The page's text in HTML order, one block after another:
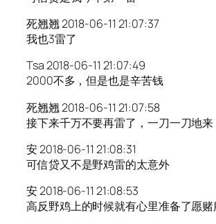
死翘翘 2018-06-11 21:07:37
我也3雷了
Tsa 2018-06-11 21:07:49
2000不多，但是也是辛苦钱
死翘翘 2018-06-11 21:07:58
接下来千万不要再雷了，一刀一刀地
安 2018-06-11 21:08:31
可信贷又不是野鸡雷的太意外
安 2018-06-11 21:08:53
高反野鸡上的时候就有心里准备了愿赌